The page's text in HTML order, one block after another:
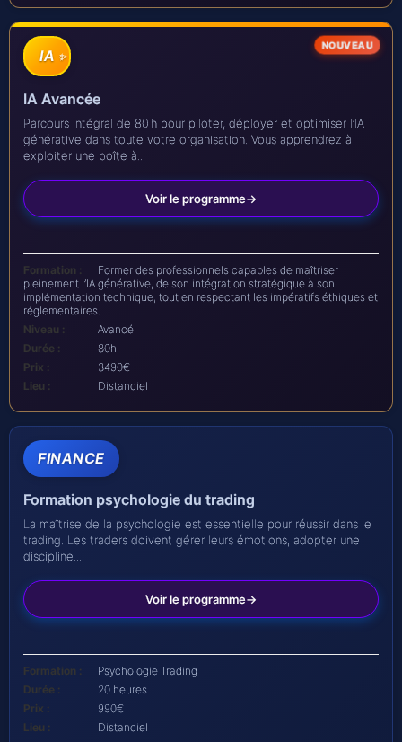
IA
IA Avancée
Parcours intégral de 80 h pour piloter, déployer et optimiser l’IA
générative dans toute votre organisation. Vous apprendrez à
exploiter une boîte à...
Voir le programme
Formation :
Former des professionnels capables de maîtriser
pleinement l’IA générative, de son intégration stratégique à son
implémentation technique, tout en respectant les impératifs éthiques et
réglementaires.
Niveau :
Avancé
Durée :
80h
Prix :
3490€
Lieu :
Distanciel
FINANCE
Formation psychologie du trading
La maîtrise de la psychologie est essentielle pour réussir dans le
trading. Les traders doivent gérer leurs émotions, adopter une
discipline...
Voir le programme
Formation :
Psychologie Trading
Durée :
20 heures
Prix :
990€
Lieu :
Distanciel